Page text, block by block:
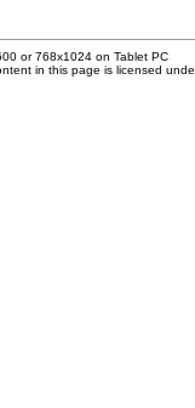
or 768x1024 on Tablet PC
in this page is licensed